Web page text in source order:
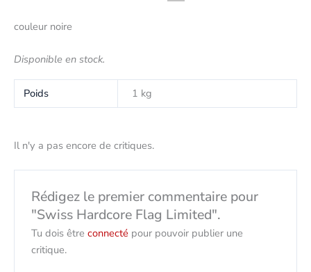
couleur noire
Disponible en stock.
Poids 1 kg
Il n'y a pas encore de critiques.
Rédigez le premier commentaire pour
"Swiss Hardcore Flag Limited".
Tu dois êtreconnecté pour pouvoir publier une
critique.